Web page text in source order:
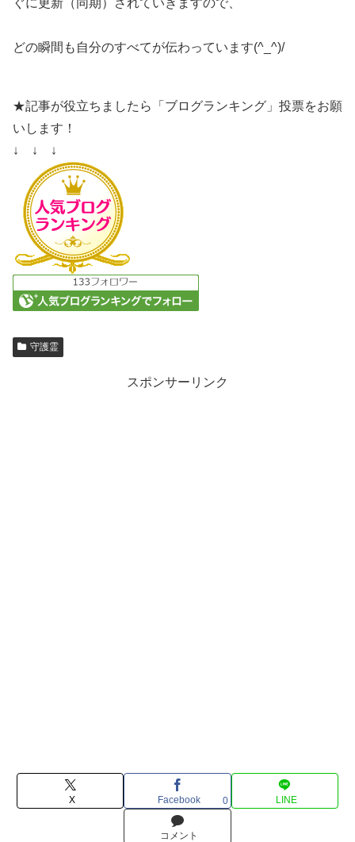
ぐに更新（同期）されていきますので、
どの瞬間も自分のすべてが伝わっています(^_^)/
★記事が役立ちましたら「ブログランキング」投票をお願
いします！
↓ ↓ ↓
守護霊
スポンサーリンク
X Facebook 0 LINE
コメント